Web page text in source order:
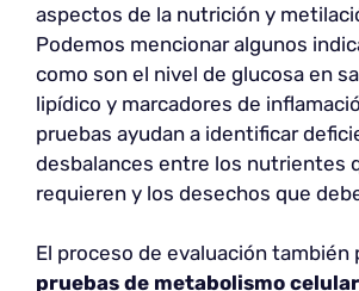
aspectos de la nutrición y
Podemos mencionar algunos
como son el nivel de glucosa en
lipídico y marcadores de
pruebas ayudan a identificar
desbalances entre los nutrientes
requieren y los desechos que
El proceso de evaluación también
pruebas de metabolismo celular